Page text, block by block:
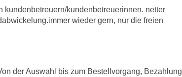
kundenbetreuern/kundenbetreuerinnen. netter
wieder gern, nur die freien
der Auswahl bis zum Bestellvorgang, Bezahlung